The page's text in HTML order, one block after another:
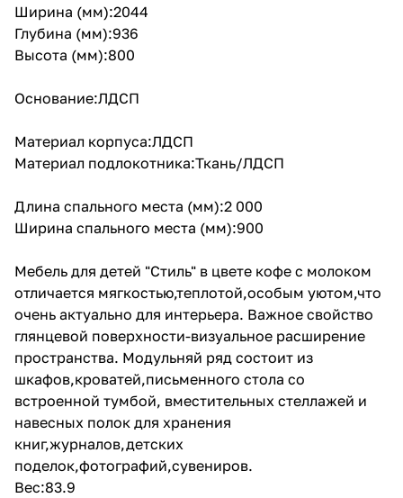
Ширина (мм):2044
Глубина (мм):936
Высота (мм):800
Основание:ЛДСП
Материал корпуса:ЛДСП
Материал подлокотника:Ткань/ЛДСП
Длина спального места (мм):2 000
Ширина спального места (мм):900
Мебель для детей "Стиль" в цвете кофе с молоком
отличается мягкостью,теплотой,особым уютом,что
очень актуально для интерьера. Важное свойство
глянцевой поверхности-визуальное расширение
пространства. Модульняй ряд состоит из
шкафов,кроватей,письменного стола со
встроенной тумбой, вместительных стеллажей и
навесных полок для хранения
книг,журналов,детских
поделок,фотографий,сувениров.
Вес:83.9